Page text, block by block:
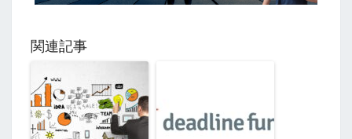
関連記事